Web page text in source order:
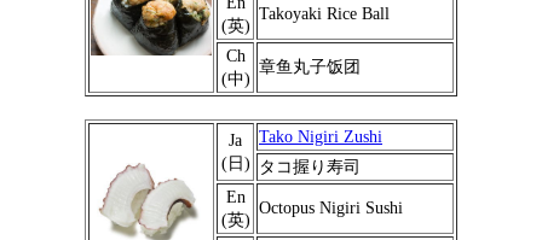
(英)
Takoyaki Rice Ball
Ch
(中)
章鱼丸子饭团
Ja
(日)
Tako Nigiri Zushi
タコ握り寿司
En
(英)
Octopus Nigiri Sushi